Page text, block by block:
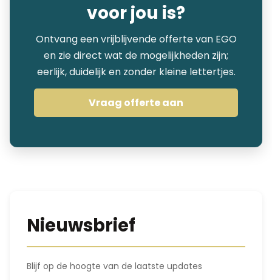
voor jou is?
Ontvang een vrijblijvende offerte van EGO
en zie direct wat de mogelijkheden zijn;
eerlijk, duidelijk en zonder kleine lettertjes.
Vraag offerte aan
Nieuwsbrief
Blijf op de hoogte van de laatste updates